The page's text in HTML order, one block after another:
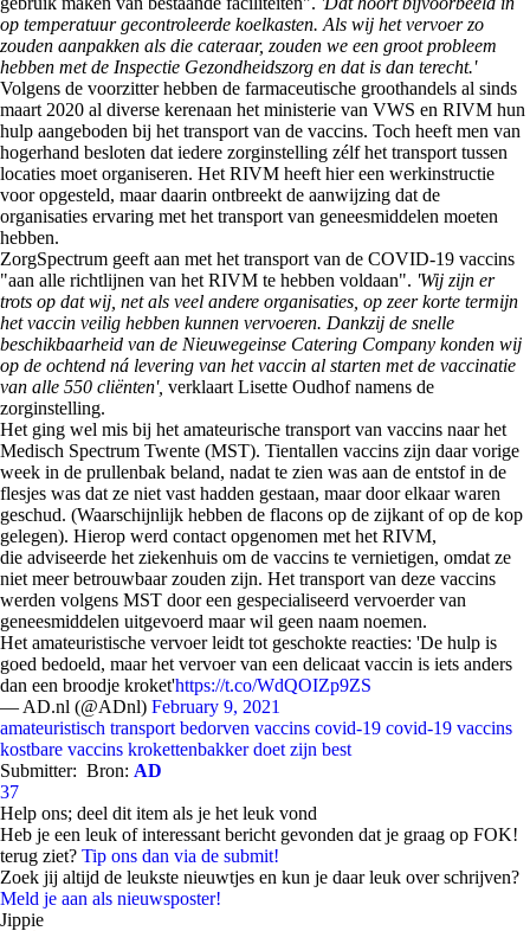
op temperatuur gecontroleerde koelkasten. Als wij het vervoer zo
zouden aanpakken als die cateraar, zouden we een groot probleem
hebben met de Inspectie Gezondheidszorg en dat is dan terecht.'
Volgens de voorzitter hebben de farmaceutische groothandels al sinds
maart 2020 al diverse kerenaan het ministerie van VWS en RIVM hun
hulp aangeboden bij het transport van de vaccins. Toch heeft men van
hogerhand besloten dat iedere zorginstelling zélf het transport tussen
locaties moet organiseren. Het RIVM heeft hier een werkinstructie
voor opgesteld, maar daarin ontbreekt de aanwijzing dat de
organisaties ervaring met het transport van geneesmiddelen moeten
hebben.
ZorgSpectrum geeft aan met het transport van de COVID-19 vaccins
"aan alle richtlijnen van het RIVM te hebben voldaan". 'Wij zijn er
trots op dat wij, net als veel andere organisaties, op zeer korte termijn
het vaccin veilig hebben kunnen vervoeren. Dankzij de snelle
beschikbaarheid van de Nieuwegeinse Catering Company konden wij
op de ochtend ná levering van het vaccin al starten met de vaccinatie
van alle 550 cliënten', verklaart Lisette Oudhof namens de
zorginstelling.
Het ging wel mis bij het amateurische transport van vaccins naar het
Medisch Spectrum Twente (MST). Tientallen vaccins zijn daar vorige
week in de prullenbak beland, nadat te zien was aan de entstof in de
flesjes was dat ze niet vast hadden gestaan, maar door elkaar waren
geschud. (Waarschijnlijk hebben de flacons op de zijkant of op de kop
gelegen). Hierop werd contact opgenomen met het RIVM,
die adviseerde het ziekenhuis om de vaccins te vernietigen, omdat ze
niet meer betrouwbaar zouden zijn. Het transport van deze vaccins
werden volgens MST door een gespecialiseerd vervoerder van
geneesmiddelen uitgevoerd maar wil geen naam noemen.
Het amateuristische vervoer leidt tot geschokte reacties: 'De hulp is
goed bedoeld, maar het vervoer van een delicaat vaccin is iets anders
dan een broodje kroket'https://t.co/WdQOIZp9ZS
— AD.nl (@ADnl) February 9, 2021
amateuristisch transport bedorven vaccins covid-19 covid-19 vaccins
kostbare vaccins krokettenbakker doet zijn best
Submitter: Bron: AD
37
Help ons; deel dit item als je het leuk vond
Heb je een leuk of interessant bericht gevonden dat je graag op FOK!
terug ziet? Tip ons dan via de submit!
Zoek jij altijd de leukste nieuwtjes en kun je daar leuk over schrijven?
Meld je aan als nieuwsposter!
Jippie